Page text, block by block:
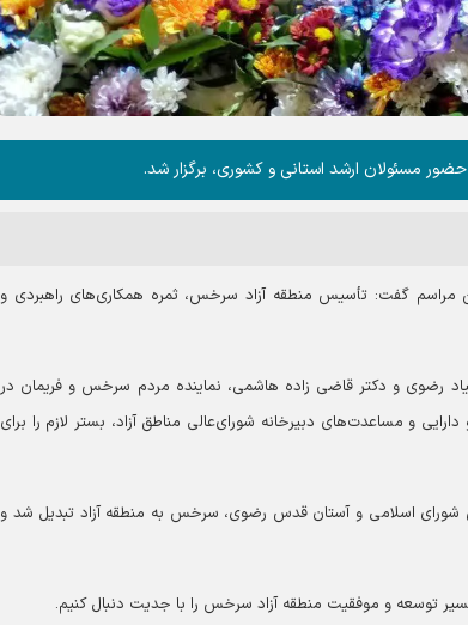
مسئولان ارشد استانی و کشوری، برگزار شد.
مراسم گفت: تأسیس منطقه آزاد سرخس، ثمره همکاری‌های راهبردی و
رضوی و دکتر قاضی زاده هاشمی، نماینده مردم سرخس و فریمان در
و مساعدت‌های دبیرخانه شورای‌عالی مناطق آزاد، بستر لازم را برای
اسلامی و آستان قدس رضوی، سرخس به منطقه آزاد تبدیل شد و
توسعه و موفقیت منطقه آزاد سرخس را با جدیت دنبال کنیم.